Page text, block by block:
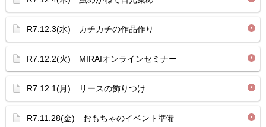
R7.12.3(水) カチカチの作品作り
R7.12.2(火) MIRAIオンラインセミナー
R7.12.1(月) リースの飾りつけ
R7.11.28(金) おもちゃのイベント準備